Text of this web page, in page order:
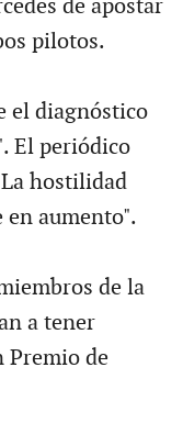
de apostar
pilotos.
el diagnóstico
El periódico
hostilidad
aumento".
de la
a tener
Premio de